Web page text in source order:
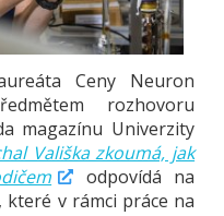
Ceny Neuron
rozhovoru
magazínu Univerzity
Vališka zkoumá, jak
odpovídá na
v rámci práce na